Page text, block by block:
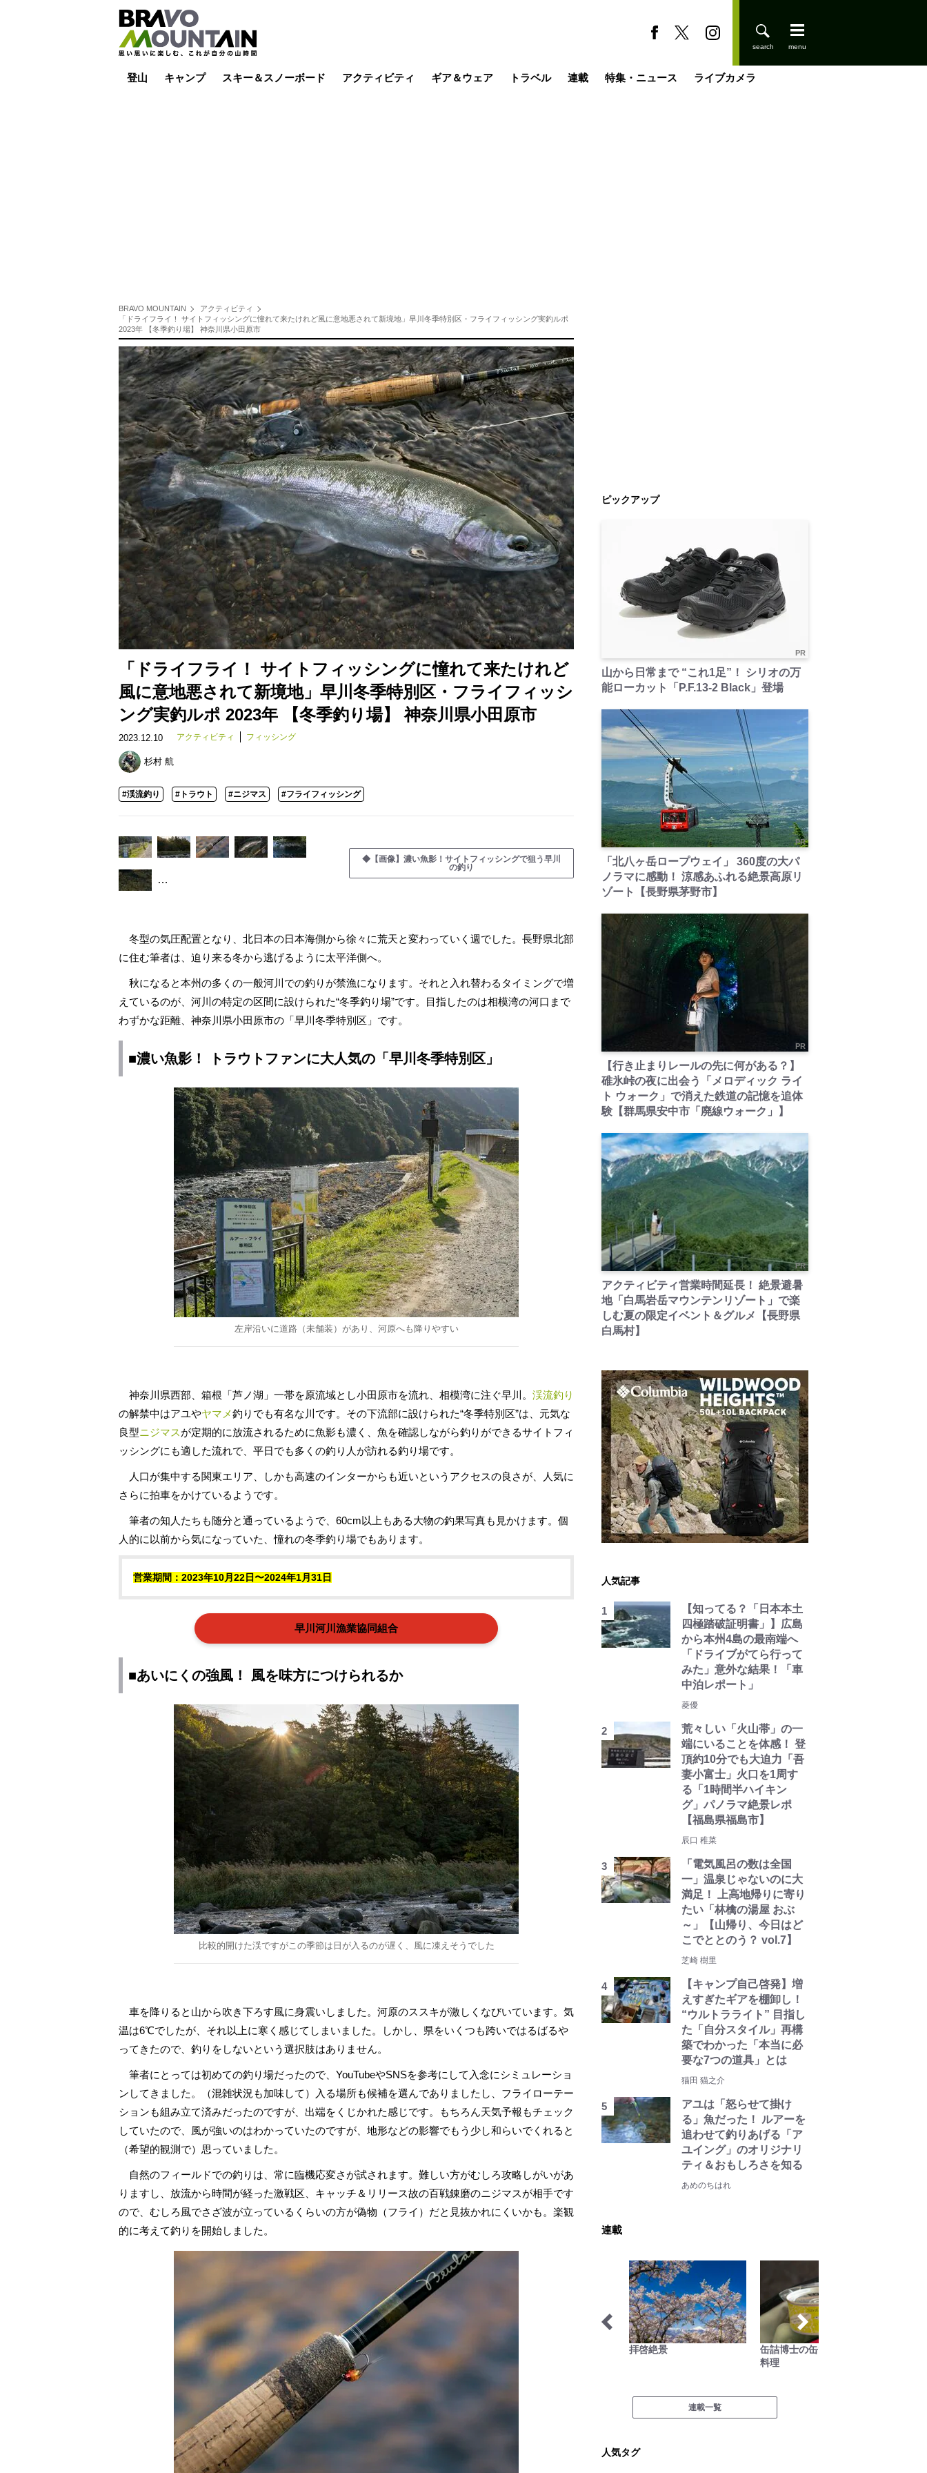
登山 キャンプ スキー＆スノーボード アクティビティ ギア＆ウェア トラベル 連載 特集・ニュース ライブカメラ
BRAVO MOUNTAIN
アクティビティ
「ドライフライ！ サイトフィッシングに憧れて来たけれど風に意地悪されて新境地」早川冬季特別区・フライフィッシング実釣ルポ
2023年 【冬季釣り場】 神奈川県小田原市
「ドライフライ！ サイトフィッシングに憧れて来たけれど
風に意地悪されて新境地」早川冬季特別区・フライフィッシ
ング実釣ルポ 2023年 【冬季釣り場】 神奈川県小田原市
2023.12.10 アクティビティ フィッシング
杉村 航
#渓流釣り #トラウト #ニジマス #フライフィッシング
…
◆【画像】濃い魚影！サイトフィッシングで狙う早川
の釣り
冬型の気圧配置となり、北日本の日本海側から徐々に荒天と変わっていく週でした。長野県北部
に住む筆者は、迫り来る冬から逃げるように太平洋側へ。
秋になると本州の多くの一般河川での釣りが禁漁になります。それと入れ替わるタイミングで増
えているのが、河川の特定の区間に設けられた“冬季釣り場”です。目指したのは相模湾の河口まで
わずかな距離、神奈川県小田原市の「早川冬季特別区」です。
■濃い魚影！ トラウト ファンに大人気の「早川冬季特別区」
左岸沿いに道路（未舗装）があり、河原へも降りやすい
神奈川県西部、箱根「芦ノ湖」一帯を原流域とし小田原市を流れ、相模湾に注ぐ早川。 渓流釣り
の解禁中はアユやヤマメ釣りでも有名な川です。その下流部に設けられた“冬季特別区”は、元気な
良型ニジマスが定期的に放流されるために魚影も濃く、魚を確認しながら釣りができるサイトフィ
ッシングにも適した流れで、平日でも多くの釣り人が訪れる釣り場です。
人口が集中する関東エリア、しかも高速のインターからも近いというアクセスの良さが、人気に
さらに拍車をかけているようです。
筆者の知人たちも随分と通っているようで、60cm以上もある大物の釣果写真も見かけます。個
人的に以前から気になっていた、憧れの冬季釣り場でもあります。
営業期間：2023年10月22日〜2024年1月31日
早川河川漁業協同組合
■あいにくの強風！ 風を味方につけられるか
比較的開けた渓ですがこの季節は日が入るのが遅く、風に凍えそうでした
車を降りると山から吹き下ろす風に身震いしました。河原のススキが激しくなびいています。気
温は6℃でしたが、それ以上に寒く感じてしまいました。しかし、県をいくつも跨いではるばるや
ってきたので、釣りをしないという選択肢はありません。
筆者にとっては初めての釣り場だったので、YouTubeやSNSを参考にして入念にシミュレーショ
ンしてきました。（混雑状況も加味して）入る場所も候補を選んでありましたし、フライローテー
ションも組み立て済みだったのですが、出端をくじかれた感じです。もちろん天気予報もチェック
していたので、風が強いのはわかっていたのですが、地形などの影響でもう少し和らいでくれると
（希望的観測で）思っていました。
自然のフィールドでの釣りは、常に臨機応変さが試されます。難しい方がむしろ攻略しがいがあ
りますし、放流から時間が経った激戦区、キャッチ＆リリース故の百戦錬磨のニジマスが相手です
ので、むしろ風でさざ波が立っているくらいの方が偽物（フライ）だと見抜かれにくいかも。楽観
的に考えて釣りを開始しました。
ピックアップ
PR
山から日常まで “これ1足”！ シリオの万
能ローカット「P.F.13-2 Black」登場
PR
「北八ヶ岳ロープウェイ」 360度の大パ
ノラマに感動！ 涼感あふれる絶景高原リ
ゾート【長野県茅野市】
PR
【行き止まりレールの先に何がある？】
碓氷峠の夜に出会う「メロディック ライ
ト ウォーク」で消えた鉄道の記憶を追体
験【群馬県安中市「廃線ウォーク」】
PR
アクティビティ営業時間延長！ 絶景避暑
地「白馬岩岳マウンテンリゾート」で楽
しむ夏の限定イベント＆グルメ【長野県
白馬村】
人気記事
【知ってる？「日本本土
四極踏破証明書」】広島
から本州4島の最南端へ
「ドライブがてら行って
みた」意外な結果！「車
中泊レポート」
菱優
荒々しい「火山帯」の一
端にいることを体感！ 登
頂約10分でも大迫力「吾
妻小富士」火口を1周す
る「1時間半ハイキン
グ」パノラマ絶景レポ
【福島県福島市】
辰口 稚菜
「電気風呂の数は全国
一」温泉じゃないのに大
満足！ 上高地帰りに寄り
たい「林檎の湯屋 おぶ
～」【山帰り、今日はど
こでととのう？ vol.7】
芝崎 樹里
【キャンプ自己啓発】増
えすぎたギアを棚卸し！
“ウルトラライト” 目指し
た「自分スタイル」再構
築でわかった「本当に必
要な7つの道具」とは
猫田 猫之介
アユは「怒らせて掛け
る」魚だった！ ルアーを
追わせて釣りあげる「ア
ユイング」のオリジナリ
ティ＆おもしろさを知る
あめのちはれ
連載
ハンモックハイキング -基
礎と応用-
拝啓絶景
缶詰博士の缶たん”CAN”P
料理
連載一覧
人気タグ